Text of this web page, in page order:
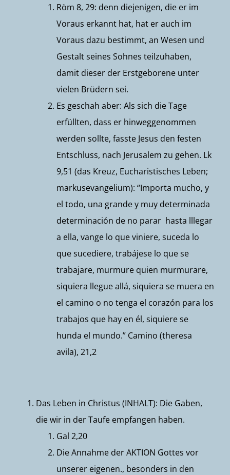
Röm 8, 29: denn diejenigen, die er im
Voraus erkannt hat, hat er auch im
Voraus dazu bestimmt, an Wesen und
Gestalt seines Sohnes teilzuhaben,
damit dieser der Erstgeborene unter
vielen Brüdern sei.
Es geschah aber: Als sich die Tage
erfüllten, dass er hinweggenommen
werden sollte, fasste Jesus den festen
Entschluss, nach Jerusalem zu gehen. Lk
9,51 (das Kreuz, Eucharistisches Leben;
markusevangelium): “Importa mucho, y
el todo, una grande y muy determinada
determinación de no parar hasta lllegar
a ella, vange lo que viniere, suceda lo
que sucediere, trabájese lo que se
trabajare, murmure quien murmurare,
siquiera llegue allá, siquiera se muera en
el camino o no tenga el corazón para los
trabajos que hay en él, siquiere se
hunda el mundo.” Camino (theresa
avila), 21,2
Das Leben in Christus (INHALT): Die Gaben,
die wir in der Taufe empfangen haben.
Gal 2,20
Die Annahme der AKTION Gottes vor
unserer eigenen., besonders in den